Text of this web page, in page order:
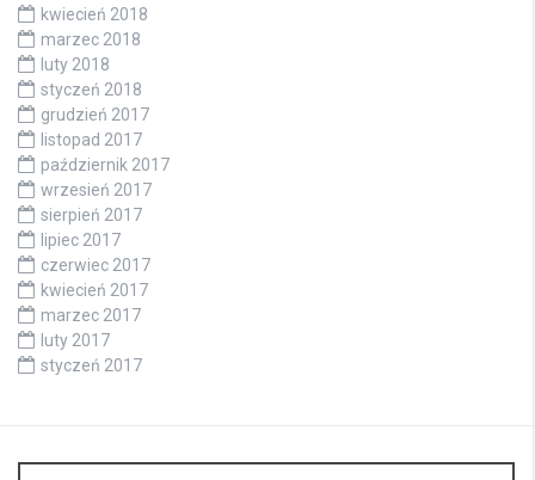
kwiecień 2018
marzec 2018
luty 2018
styczeń 2018
grudzień 2017
listopad 2017
październik 2017
wrzesień 2017
sierpień 2017
lipiec 2017
czerwiec 2017
kwiecień 2017
marzec 2017
luty 2017
styczeń 2017